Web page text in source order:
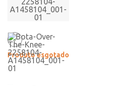
Produto esgotado